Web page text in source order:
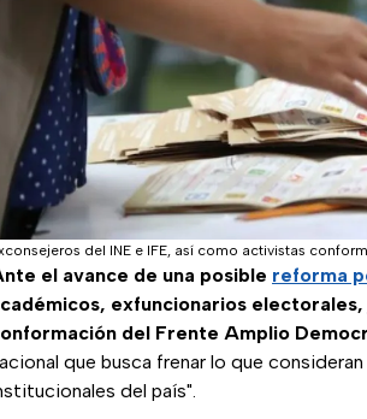
del INE e IFE, así como activistas
el avance de una posible reforma
exfuncionarios
del Frente Amplio
que busca frenar lo que
del país".